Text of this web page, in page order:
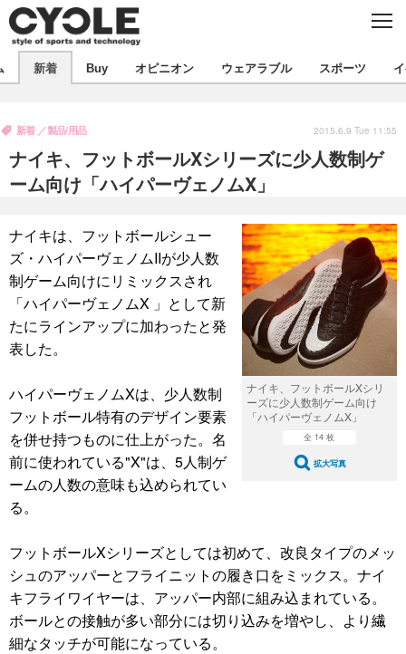
C
E
製品/用品
衣類
飲食
バックナンバー
コラム
インプレ
ボイス
デバイス
ビジネス
国内
スポーツ
選手
写真
動画
試乗会
スポーツ
ツアー
文化
芸能
出版／映画
話題
ファッション
写真
動画
ライフ
社会
政治
新着 Buy オピニオン ウェアラブル スポーツ
ナイキ、フットボールXシリーズに少人数制ゲ
ーム向け「ハイパーヴェノムX」
新着 製品/用品 2015.6.9 Tue 11:55
ナイキ、フットボールXシリ
ーズに少人数制ゲーム向け
「ハイパーヴェノムX」
全 14 枚
拡大写真
ナイキは、フットボールシュー
ズ・ハイパーヴェノムIIが少人数
制ゲーム向けにリミックスされ
「ハイパーヴェノムX 」として新
たにラインアップに加わったと発
表した。
ハイパーヴェノムXは、少人数制
フットボール特有のデザイン要素
を併せ持つものに仕上がった。名
前に使われている"X"は、5人制ゲ
ームの人数の意味も込められてい
る。
フットボールXシリーズとしては初めて、改良タイプのメッ
シュのアッパーとフライニットの履き口をミックス。ナイ
キフライワイヤーは、アッパー内部に組み込まれている。
ボールとの接触が多い部分には切り込みを増やし、より繊
細なタッチが可能になっている。